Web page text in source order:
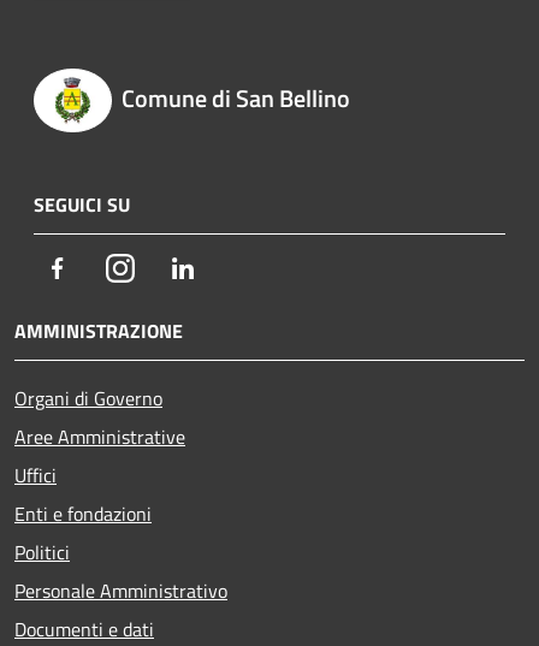
Comune di San Bellino
SEGUICI SU
FacebookInstagram
AMMINISTRAZIONE
Organi di Governo
Aree Amministrative
Uffici
Enti e fondazioni
Politici
Personale Amministrativo
Documenti e dati